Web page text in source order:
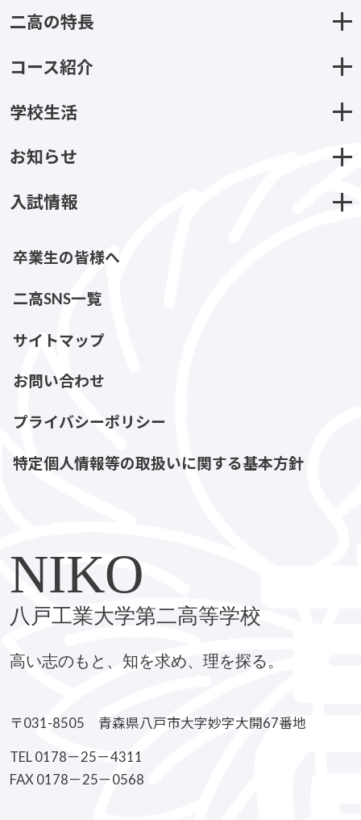
二高の特長
コース紹介
学校生活
お知らせ
入試情報
卒業生の皆様へ
二高SNS一覧
サイトマップ
お問い合わせ
プライバシーポリシー
特定個人情報等の取扱いに関する基本方針
NIKO
八戸工業大学第二高等学校
高い志のもと、知を求め、理を探る。
〒031-8505 青森県八戸市大字妙字大開67番地
TEL 0178－25－4311
FAX 0178－25－0568